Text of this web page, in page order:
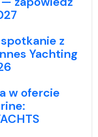
z
Yachting
w ofercie